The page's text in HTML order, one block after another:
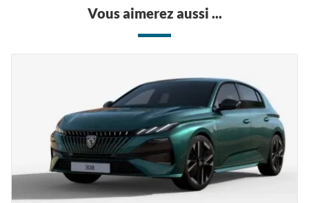
Vous aimerez aussi ...